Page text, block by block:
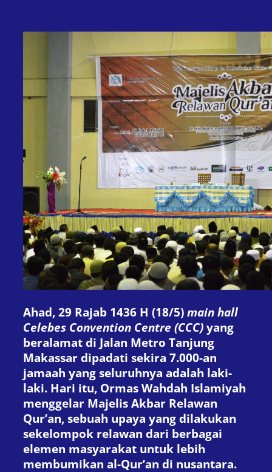
Ahad, 29 Rajab 1436 H (18/5) main hall
Celebes Convention Centre (CCC) yang
beralamat di Jalan Metro Tanjung
Makassar dipadati sekira 7.000-an
jamaah yang seluruhnya adalah laki-
laki. Hari itu, Ormas Wahdah Islamiyah
menggelar Majelis Akbar Relawan
Qur’an, sebuah upaya yang dilakukan
sekelompok relawan dari berbagai
elemen masyarakat untuk lebih
membumikan al-Qur’an di nusantara.